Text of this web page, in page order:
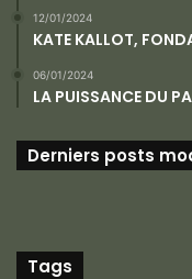
12/01/2024
KATE KALLOT,
06/01/2024
LA PUISSANCE DU
Derniers posts
Tags